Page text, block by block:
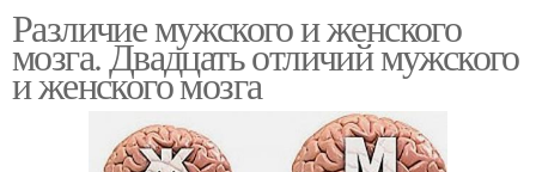
Различие мужского и женского
мозга. Двадцать отличий мужского
и женского мозга